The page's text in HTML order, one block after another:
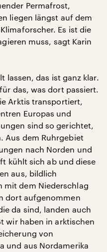
Permafrost,
liegen längst auf dem
Es ist die
muss, sagt Karin
lassen, das ist ganz klar.
das, was dort passiert.
Arktis transportiert,
Europas und
sind so gerichtet,
Aus dem Ruhrgebiet
nach Norden und
kühlt sich ab und diese
aus, bildlich
mit dem Niederschlag
dort aufgenommen
da sind, landen auch
wir haben in arktischen
von
und aus Nordamerika